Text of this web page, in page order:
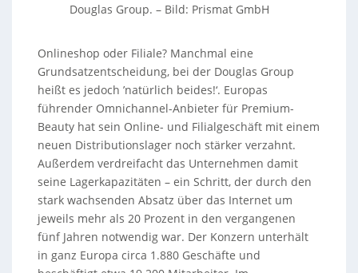
Douglas Group.– Bild: Prismat GmbH
Onlineshop oder Filiale? Manchmal eine
Grundsatzentscheidung, bei der Douglas Group
heißt es jedoch ’natürlich beides!‘. Europas
führender Omnichannel-Anbieter für Premium-
Beauty hat sein Online- und Filialgeschäft mit einem
neuen Distributionslager noch stärker verzahnt.
Außerdem verdreifacht das Unternehmen damit
seine Lagerkapazitäten – ein Schritt, der durch den
stark wachsenden Absatz über das Internet um
jeweils mehr als 20 Prozent in den vergangenen
fünf Jahren notwendig war. Der Konzern unterhält
in ganz Europa circa 1.880 Geschäfte und